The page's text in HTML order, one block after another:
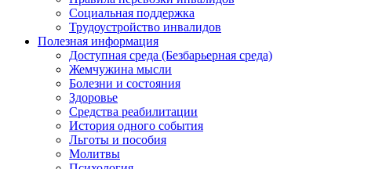
Социальная поддержка
Трудоустройство инвалидов
Полезная информация
Доступная среда (Безбарьерная среда)
Жемчужина мысли
Болезни и состояния
Здоровье
Средства реабилитации
История одного события
Льготы и пособия
Молитвы